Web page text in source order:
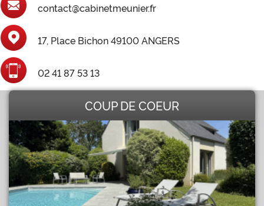
contact@cabinetmeunier.fr
17, Place Bichon 49100 ANGERS
02 41 87 53 13
COUP DE COEUR